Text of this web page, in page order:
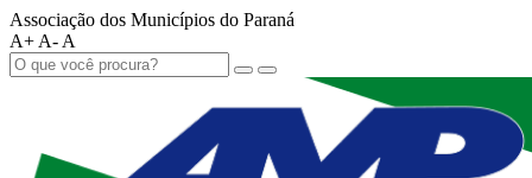
Associação dos Municípios do Paraná
A+ A- A